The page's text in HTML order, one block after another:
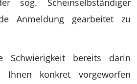
Anmeldung gearbeitet zu
Schwierigkeit bereits darin
Ihnen konkret vorgeworfen